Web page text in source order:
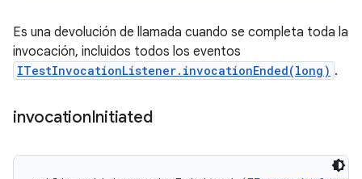
Es una devolución de llamada cuando se completa toda la
invocación, incluidos todos los eventos
ITestInvocationListener.invocationEnded(long) .
invocationInitiated